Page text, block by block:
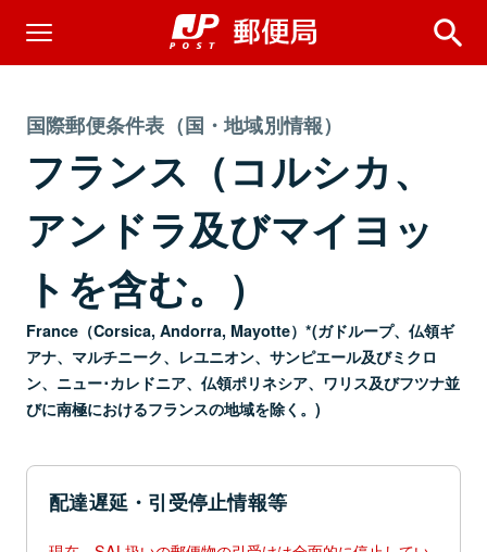
国際郵便条件表（国・地域別情報）
フランス（コルシカ、
アンドラ及びマイヨッ
トを含む。）
France（Corsica, Andorra, Mayotte）*(ガドループ、仏領ギ
アナ、マルチニーク、レユニオン、サンピエール及びミクロ
ン、ニュー･カレドニア、仏領ポリネシア、ワリス及びフツナ並
びに南極におけるフランスの地域を除く。)
配達遅延・引受停止情報等